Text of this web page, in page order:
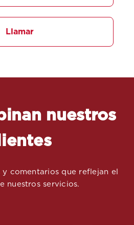
Llamar
nuestros
comentarios que reflejan el
nuestros servicios.